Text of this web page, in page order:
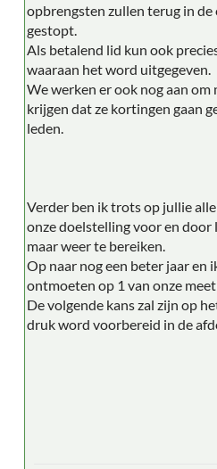
opbrengsten zullen terug in de
gestopt.
Als betalend lid kun ook
waaraan het word uitgegeven.
We werken er ook nog aan
krijgen dat ze kortingen gaan
leden.
Verder ben ik trots op jullie
onze doelstelling voor en door
maar weer te bereiken.
Op naar nog een beter jaar en
ontmoeten op 1 van onze
De volgende kans zal zijn op
druk word voorbereid in de